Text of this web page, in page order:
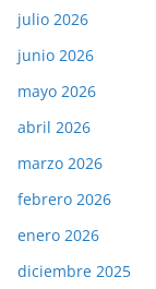
julio 2026
junio 2026
mayo 2026
abril 2026
marzo 2026
febrero 2026
enero 2026
diciembre 2025